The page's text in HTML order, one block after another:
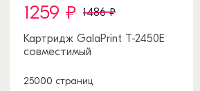
1259 ₽ 1486 ₽
Картридж GalaPrint T-2450E
совместимый
25000 страниц